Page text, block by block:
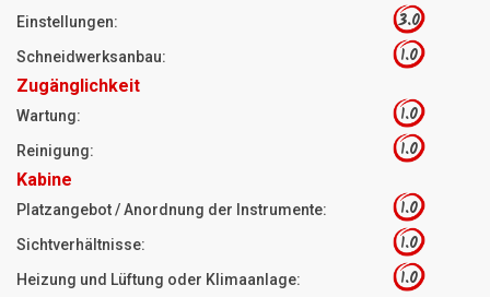
Einstellungen: 3.0
Schneidwerksanbau: 1.0
Zugänglichkeit
Wartung: 1.0
Reinigung: 1.0
Kabine
Platzangebot / Anordnung der Instrumente: 1.0
Sichtverhältnisse: 1.0
Heizung und Lüftung oder Klimaanlage: 1.0